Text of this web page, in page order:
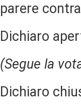
parere
Dichiaro
(Segue la
Dichiaro